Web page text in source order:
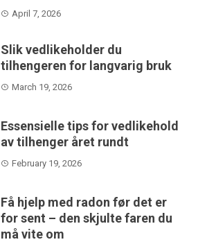
April 7, 2026
Slik vedlikeholder du
tilhengeren for langvarig bruk
March 19, 2026
Essensielle tips for vedlikehold
av tilhenger året rundt
February 19, 2026
Få hjelp med radon før det er
for sent – den skjulte faren du
må vite om